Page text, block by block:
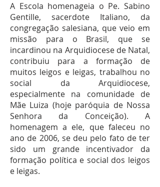
A Escola homenageia o Pe. Sabino
Gentille, sacerdote Italiano, da
congregação salesiana, que veio em
missão para o Brasil, que se
incardinou na Arquidiocese de Natal,
contribuiu para a formação de
muitos leigos e leigas, trabalhou no
social da Arquidiocese,
especialmente na comunidade de
Mãe Luiza (hoje paróquia de Nossa
Senhora da Conceição). A
homenagem a ele, que faleceu no
ano de 2006, se deu pelo fato de ter
sido um grande incentivador da
formação política e social dos leigos
e leigas.